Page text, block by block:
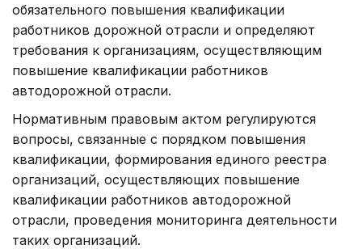
обязательного повышения квалификации
работников дорожной отрасли и определяют
требования к организациям, осуществляющим
повышение квалификации работников
автодорожной отрасли.
Нормативным правовым актом регулируются
вопросы, связанные с порядком повышения
квалификации, формирования единого реестра
организаций, осуществляющих повышение
квалификации работников автодорожной
отрасли, проведения мониторинга деятельности
таких организаций.